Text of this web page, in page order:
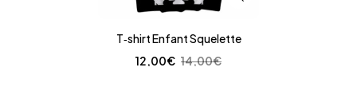
T‑shirt Enfant Squelette
14,00€
12,00€